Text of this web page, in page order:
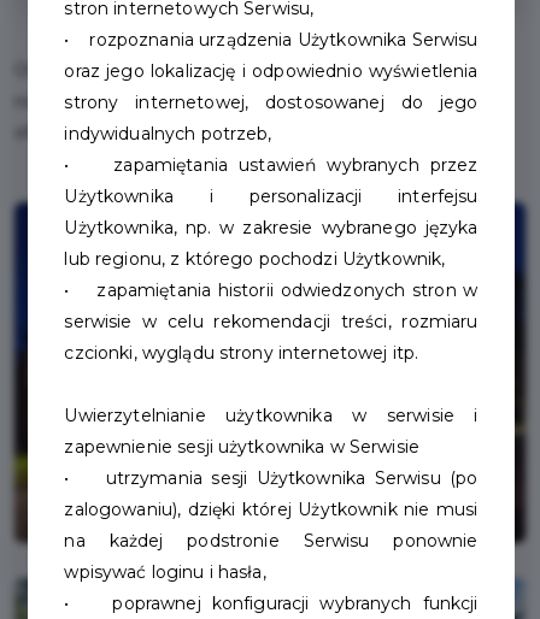
Organizujemy przyjęcia okolicznościowe, urodziny, stypy,
rocznice, wesela, zapraszamy do zapoznania się z pełną
ofertą gastronomiczną!
stron internetowych Serwisu,
• rozpoznania urządzenia Użytkownika Serwisu
oraz jego lokalizację i odpowiednio wyświetlenia
strony internetowej, dostosowanej do jego
indywidualnych potrzeb,
• zapamiętania ustawień wybranych przez
Użytkownika i personalizacji interfejsu
Użytkownika, np. w zakresie wybranego języka
lub regionu, z którego pochodzi Użytkownik,
• zapamiętania historii odwiedzonych stron w
serwisie w celu rekomendacji treści, rozmiaru
czcionki, wyglądu strony internetowej itp.
Uwierzytelnianie użytkownika w serwisie i
zapewnienie sesji użytkownika w Serwisie
• utrzymania sesji Użytkownika Serwisu (po
zalogowaniu), dzięki której Użytkownik nie musi
na każdej podstronie Serwisu ponownie
wpisywać loginu i hasła,
• poprawnej konfiguracji wybranych funkcji